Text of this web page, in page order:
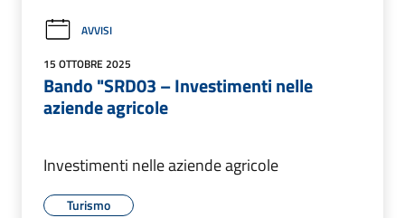
AVVISI
15 OTTOBRE 2025
Bando "SRD03 – Investimenti nelle
aziende agricole
Investimenti nelle aziende agricole
Turismo